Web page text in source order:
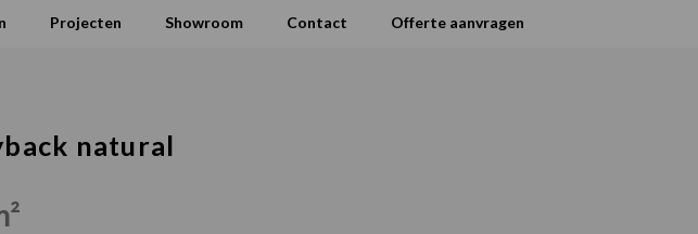
Projecten Showroom Contact Offerte aanvragen
natural